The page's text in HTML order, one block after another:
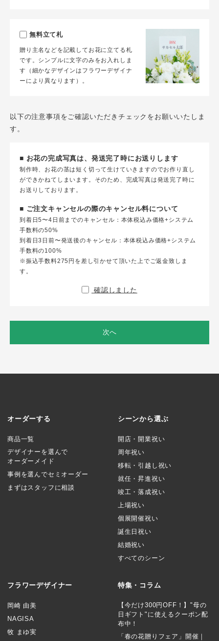
無料立て札
贈り主名などを記載してお花に立てる札
です。シンプルに文字のみをお入れしま
す（細かなデザインはフラワーデザイナ
ーにより異なります）。
以下の注意事項をご確認いただきチェックをお願いいたしま
す。
■ お花の完成写真は、発送完了時にお送りします
制作時、お花の茎は短く切って生けていきますのでお作り直し
ができかねてしまいます。そのため、完成写真は発送完了時に
お送りしております。
■ ご注文キャンセルの際のキャンセル料について
到着日5〜4日前までのキャンセル：本体税込み価格+システム
手数料の50%
到着日3日前〜発送後のキャンセル：本体税込み価格+システム
手数料の100%
※振込手数料275円を差し引かせて頂いた上でご返金致しま
す。
確認しました
次へ
オーダーする
商品一覧
デザイナーを選んで
オーダーメイド
事例を選んでセミオーダー
まずはスタッフに相談
シーンから選ぶ
開店・開業祝い
周年祝い
移転・引越し祝い
就任・昇進祝い
竣工・落成祝い
上場祝い
個展開催祝い
誕生日祝い
結婚祝い
すべてのシーン
フラワーデザイナー
岡崎 由美
NAGISA
牧 まゆ実
特集・コラム
【今だけ300円OFF！】"母の
日ギフト"に使えるクーポン配
布中！
「春の花贈りフェア」開催｜